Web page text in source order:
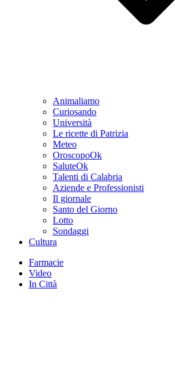
Animaliamo
Curiosando
Università
Le ricette di Patrizia
Meteo
OroscopoOk
SaluteOk
Talenti di Calabria
Aziende e Professionisti
Il giornale
Santo del Giorno
Lotto
Sondaggi
Cultura
Farmacie
Video
In Città